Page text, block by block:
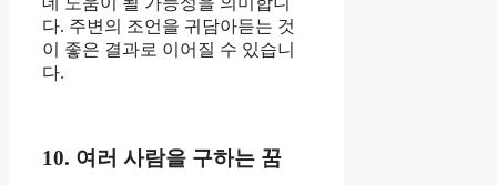
다. 주변의 조언을 귀담아듣는 것
이 좋은 결과로 이어질 수 있습니
다.
10. 여러 사람을 구하는 꿈